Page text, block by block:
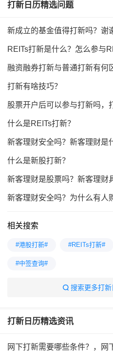
打新日历精选问题
新成立的基金值得打新吗？谢
REITs打新是什么？怎么参与
融资融券打新与普通打新有何
打新有啥技巧？
股票开户后可以参与打新吗，
什么是REITs打新？
新客理财安全吗？新客理财是
什么是新股打新？
新客理财是股票吗？新客理财
新客理财安全吗？为什么有人
相关搜索
#港股打新# #REITs打新#
#中签查询#
搜索更多打
打新日历精选资讯
网下打新需要哪些条件？，网